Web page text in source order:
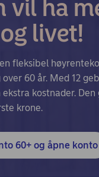
vil ha
livet!
fleksibel
60 år. Med 12
kostnader.
krone.
60+ og åpne konto